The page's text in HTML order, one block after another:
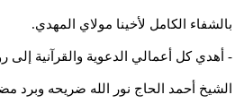
بالشفاء الكامل لأخينا مولاي المهدي.
- أهدي كل أعمالي الدعوية والقرآنية
الشيخ أحمد الحاج نور الله ضريحه